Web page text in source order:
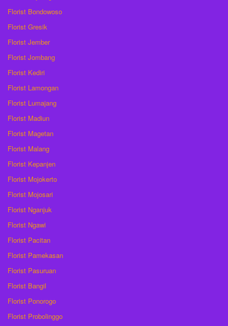
Florist Bondowoso
Florist Gresik
Florist Jember
Florist Jombang
Florist Kediri
Florist Lamongan
Florist Lumajang
Florist Madiun
Florist Magetan
Florist Malang
Florist Kepanjen
Florist Mojokerto
Florist Mojosari
Florist Nganjuk
Florist Ngawi
Florist Pacitan
Florist Pamekasan
Florist Pasuruan
Florist Bangil
Florist Ponorogo
Florist Probolinggo